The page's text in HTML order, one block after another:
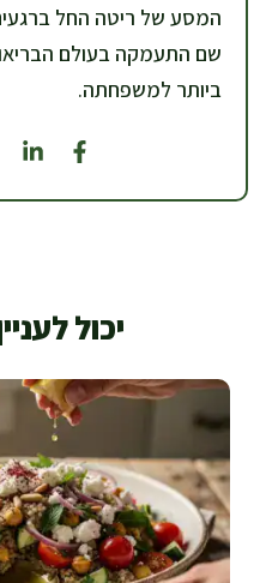
המסע של ריטה החל
שם התעמקה בעולם
ביותר למשפחתה.
יכול